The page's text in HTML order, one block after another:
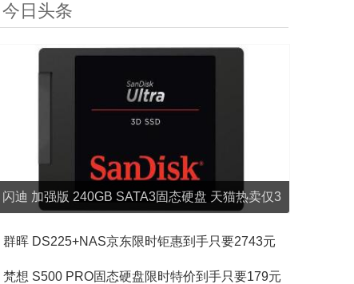
今日头条
闪迪 加强版 240GB SATA3固态硬盘 天猫热卖仅3
群晖 DS225+NAS京东限时钜惠到手只要2743元
梵想 S500 PRO固态硬盘限时特价到手只要179元